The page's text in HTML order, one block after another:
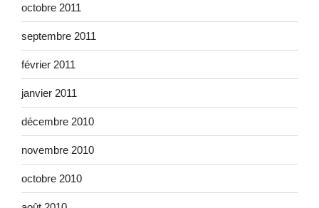
octobre 2011
septembre 2011
février 2011
janvier 2011
décembre 2010
novembre 2010
octobre 2010